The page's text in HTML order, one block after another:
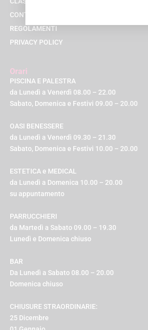
CONTATTACI
REGOLAMENTI
PRIVACY POLICY
Orari
PISCINA E PALESTRA
da Lunedì a Venerdì 08.00 – 22.00
Sabato, Domenica e Festivi 09.00 – 20.00
OASI BENESSERE
da Lunedì a Venerdì 09.30 – 21.30
Sabato, Domenica e Festivi 10.00 – 20.00
ESTETICA e MEDICAL
da Lunedì a Domenica 10.00 – 20.00
su appuntamento
PARRUCCHIERI
da Martedì a Sabato 09.00 – 19.30
Lunedì e Domenica chiuso
BAR
Da Lunedì a Sabato 08.00 – 20.00
Domenica chiuso
CHIUSURE STRAORDINARIE:
25 Dicembre